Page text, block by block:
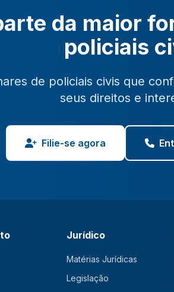
da maior
policiais
de policiais civis que
seus direitos e
Filie-se agora
Jurídico
Matérias Jurídicas
Legislação